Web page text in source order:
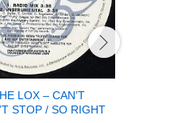
LOX – CAN’T
STOP / SO RIGHT